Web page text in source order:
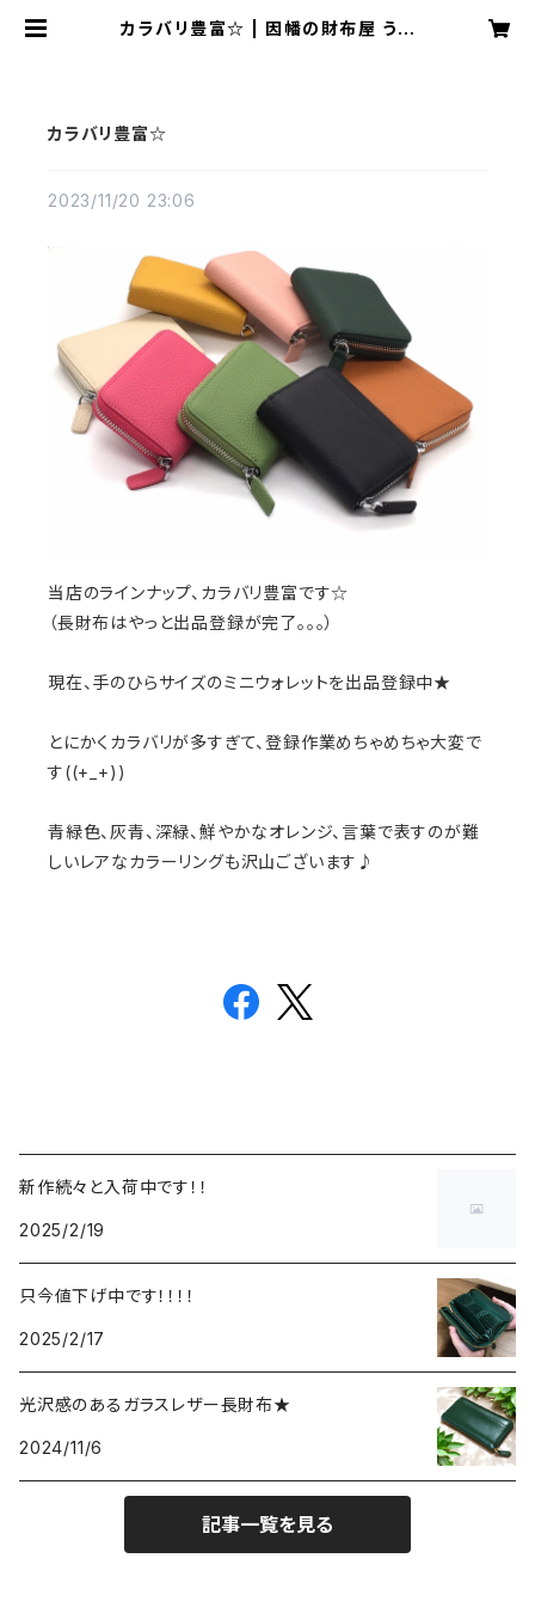
カラバリ豊富☆ | 因幡の財布屋 うさ
カラバリ豊富☆
2023/11/20 23:06
当店のラインナップ、カラバリ豊富です☆
（長財布はやっと出品登録が完了。。。）
現在、手のひらサイズのミニウォレットを出品登録中★
とにかくカラバリが多すぎて、登録作業めちゃめちゃ大変で
す((+_+))
青緑色、灰青、深緑、鮮やかなオレンジ、言葉で表すのが難
しいレアなカラーリングも沢山ございます♪
新作続々と入荷中です！！
2025/2/19
只今値下げ中です！！！！
2025/2/17
光沢感のあるガラスレザー長財布★
2024/11/6
記事一覧を見る